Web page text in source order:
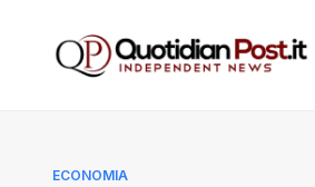
ECONOMIA